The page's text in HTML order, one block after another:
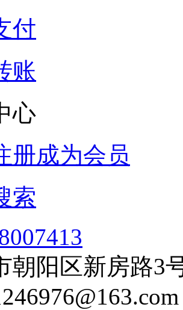
付
账
心
册成为会员
索
朝阳区新房路3